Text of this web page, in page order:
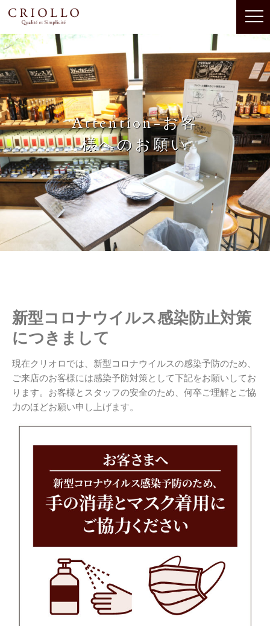
Attention-お客
様へのお願い
新型コロナウイルス感染防止対策
につきまして
現在クリオロでは、新型コロナウイルスの感染予防のため、
ご来店のお客様には感染予防対策として下記をお願いしてお
ります。お客様とスタッフの安全のため、何卒ご理解とご協
力のほどお願い申し上げます。